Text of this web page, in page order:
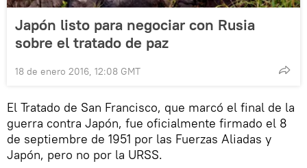
Japón listo para negociar con Rusia
sobre el tratado de paz
18 de enero 2016, 12:08 GMT
El Tratado de San Francisco, que marcó el final de la
guerra contra Japón, fue oficialmente firmado el 8
de septiembre de 1951 por las Fuerzas Aliadas y
Japón, pero no por la URSS.